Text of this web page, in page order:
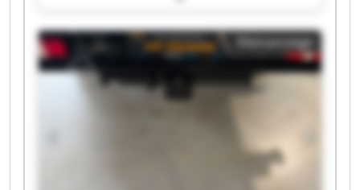
Lagerwerk GmbH Lagerwerk GmbH Lagerwerk
GmbH Lagerwerk GmbH Lagerwerk GmbH
Lagerwerk GmbH Lagerwerk GmbH Lagerwerk
GmbH Lagerwerk GmbH Lagerwerk GmbH
Kleinanzeige